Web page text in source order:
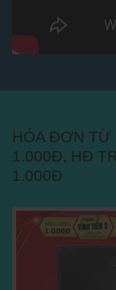
HÓA ĐƠN TỪ
1.000Đ, HĐ
1.000Đ